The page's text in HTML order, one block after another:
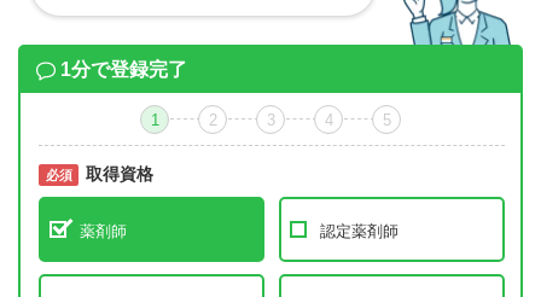
1分で登録完了
1 2 3 4 5
必須 取得資格
薬剤師 認定薬剤師